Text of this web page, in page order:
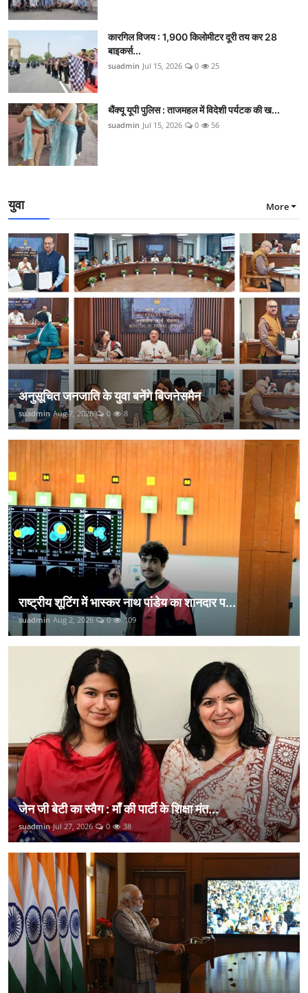
कारगिल विजय : 1,900 किलोमीटर दूरी तय कर 28
बाइकर्स...
suadmin Jul 15, 2026 0 25
थैंक्यू यूपी पुलिस : ताजमहल में विदेशी पर्यटक की ख...
suadmin Jul 15, 2026 0 56
युवा More
अनुसूचित जनजाति के युवा बनेंगे बिजनेसमैन
suadmin Aug 7, 2026 0 8
राष्ट्रीय शूटिंग में भास्कर नाथ पांडेय का शानदार प...
suadmin Aug 2, 2026 0 109
जेन जी बेटी का स्वैग : माँ की पार्टी के शिक्षा मंत...
suadmin Jul 27, 2026 0 38